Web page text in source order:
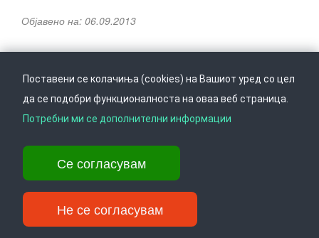
Објавено на: 06.09.2013
Врати се горе
Ул. Даме Груев 14, Катна гаража Беко на 1-виот кат, 1000 Скопје,
Тел: +389 2 3103 601 (641), Факс: +389 2 3137 149 |
info@ippo.gov.mk
Поставени се колачиња (cookies) на Вашиот уред со цел
да се подобри функционалноста на оваа веб страница.
Потребни ми се дополнителни информации
Се согласувам
Не се согласувам